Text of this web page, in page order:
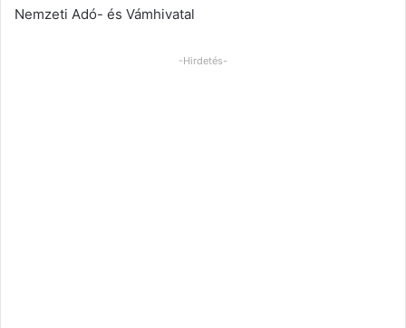
Nemzeti Adó- és Vámhivatal
-Hirdetés-